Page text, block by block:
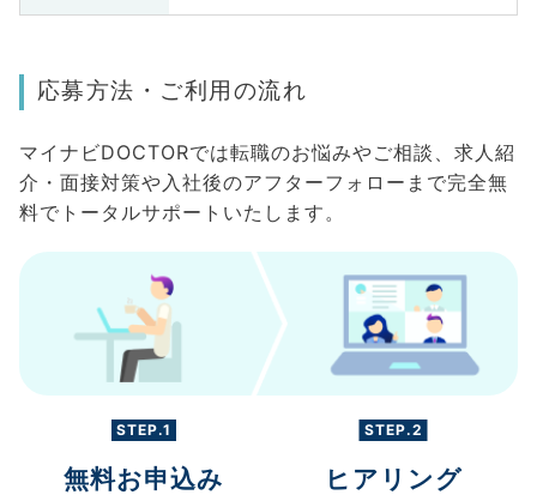
応募方法・ご利用の流れ
マイナビDOCTORでは転職のお悩みやご相談、求人紹
介・面接対策や入社後のアフターフォローまで完全無
料でトータルサポートいたします。
STEP.1
無料お申込み
STEP.2
ヒアリング